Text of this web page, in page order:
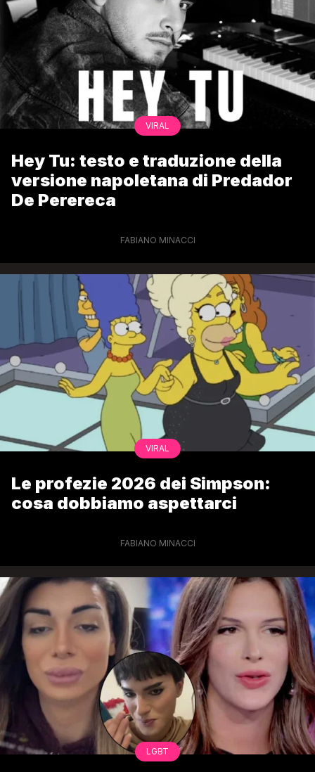
VIRAL
Hey Tu: testo e traduzione della
versione napoletana di Predador
De Perereca
FABIANO MINACCI
VIRAL
Le profezie 2026 dei Simpson:
cosa dobbiamo aspettarci
FABIANO MINACCI
LGBT